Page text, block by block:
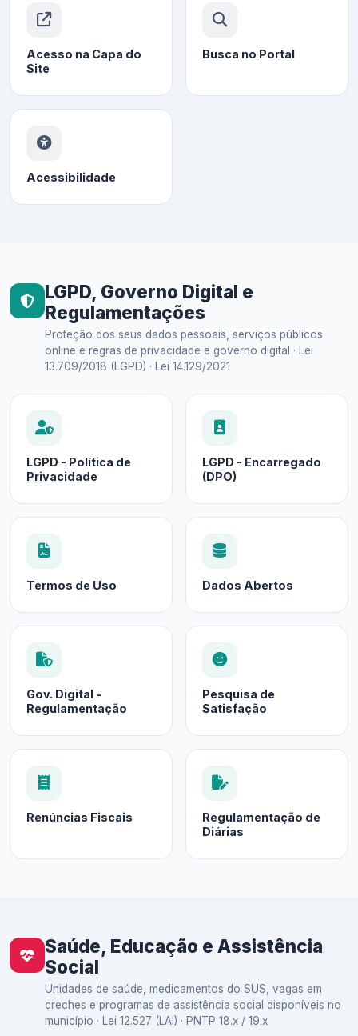
Acesso na Capa do
Site
Busca no Portal
Acessibilidade
LGPD, Governo Digital e
Regulamentações
Proteção dos seus dados pessoais, serviços públicos
online e regras de privacidade e governo digital · Lei
13.709/2018 (LGPD) · Lei 14.129/2021
LGPD - Política de
Privacidade
LGPD - Encarregado
(DPO)
Termos de Uso Dados Abertos
Gov. Digital -
Regulamentação
Pesquisa de
Satisfação
Renúncias Fiscais
Regulamentação de
Diárias
Saúde, Educação e Assistência
Social
Unidades de saúde, medicamentos do SUS, vagas em
creches e programas de assistência social disponíveis no
município · Lei 12.527 (LAI) · PNTP 18.x / 19.x